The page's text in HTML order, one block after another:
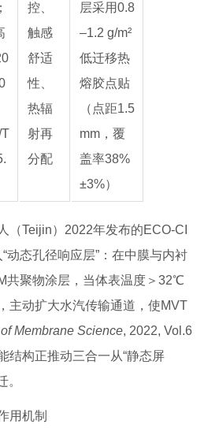
T
控、
触感
舒适
性、
热辐
射再
分配
层采用0.8
–1.2 g/m²
低迁移热
熔胶点贴
（点距1.5
mm，覆
盖率38%
±3%）
（Teijin）2022年发布的ECO-CI
动态孔径响应层”：在中膜与内衬
共聚物涂层，当体表温度＞32℃
主动扩大水汽传输通道，使MVT
Membrane Science, 2022, Vol.6
结构正推动三合一从“静态屏
。
用机制